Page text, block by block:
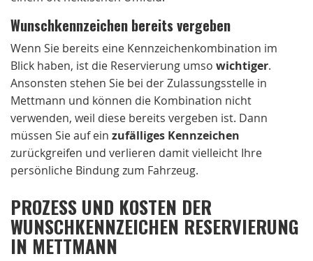
Wunschkennzeichen bereits vergeben
Wenn Sie bereits eine Kennzeichenkombination im
Blick haben, ist die Reservierung umso wichtiger.
Ansonsten stehen Sie bei der Zulassungsstelle in
Mettmann und können die Kombination nicht
verwenden, weil diese bereits vergeben ist. Dann
müssen Sie auf ein zufälliges Kennzeichen
zurückgreifen und verlieren damit vielleicht Ihre
persönliche Bindung zum Fahrzeug.
PROZESS UND KOSTEN DER
WUNSCHKENNZEICHEN RESERVIERUNG
IN METTMANN